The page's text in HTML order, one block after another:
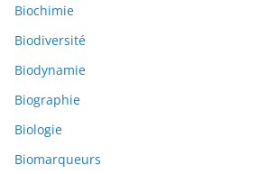
Biochimie
Biodiversité
Biodynamie
Biographie
Biologie
Biomarqueurs